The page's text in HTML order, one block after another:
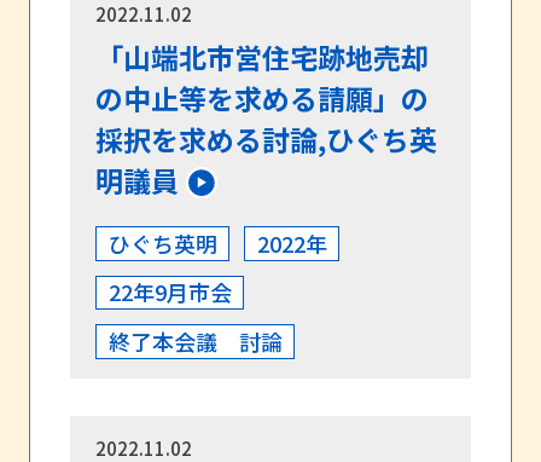
2022.11.02
「山端北市営住宅跡地売却
の中止等を求める請願」の
採択を求める討論,ひぐち英
明議員
ひぐち英明
2022年
22年9月市会
終了本会議 討論
2022.11.02